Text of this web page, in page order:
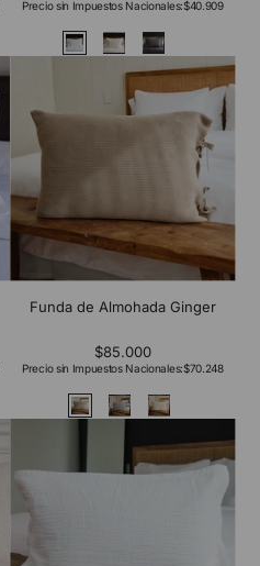
Precio sin Impuestos Nacionales:$40.909
Funda de Almohada Ginger
$85.000
Precio sin Impuestos Nacionales:$70.248